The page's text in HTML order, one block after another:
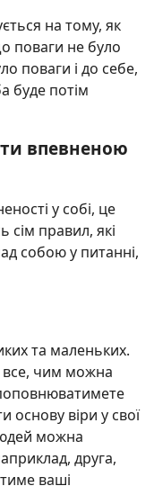
на тому, як
поваги не було
поваги і до себе,
буде потім
впевненою
у собі, це
сім правил, які
собою у питанні,
та маленьких.
все, чим можна
основу віри у свої
можна
друга,
ваші